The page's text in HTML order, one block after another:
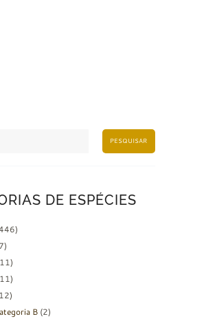
PESQUISAR
DE ESPÉCIES
B (2)